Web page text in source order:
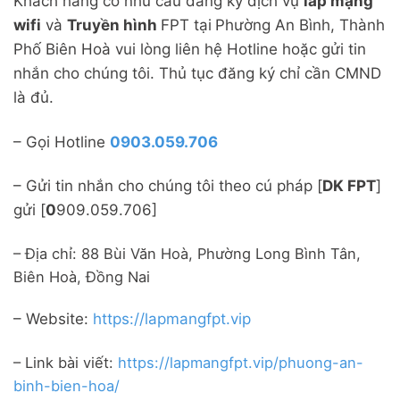
wifi và Truyền hình FPT tại Phường An Bình, Thành
Phố Biên Hoà vui lòng liên hệ Hotline hoặc gửi tin
nhắn cho chúng tôi. Thủ tục đăng ký chỉ cần CMND
là đủ.
– Gọi Hotline 0903.059.706
– Gửi tin nhắn cho chúng tôi theo cú pháp [DK FPT]
gửi [0909.059.706]
– Địa chỉ: 88 Bùi Văn Hoà, Phường Long Bình Tân,
Biên Hoà, Đồng Nai
– Website: https://lapmangfpt.vip
– Link bài viết: https://lapmangfpt.vip/phuong-an-
binh-bien-hoa/